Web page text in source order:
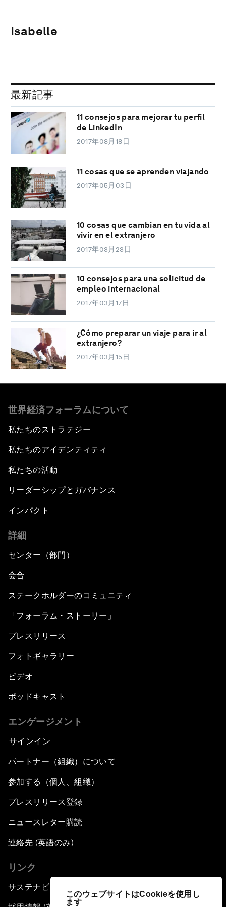
このウェブサイトはCookieを使用し
ます
Isabelle
最新記事
11 consejos para mejorar tu perfil
de LinkedIn
2017年08月18日
11 cosas que se aprenden viajando
2017年05月03日
10 cosas que cambian en tu vida al
vivir en el extranjero
2017年03月23日
10 consejos para una solicitud de
empleo internacional
2017年03月17日
¿Cómo preparar un viaje para ir al
extranjero?
2017年03月15日
世界経済フォーラムについて
私たちのストラテジー
私たちのアイデンティティ
私たちの活動
リーダーシップとガバナンス
インパクト
詳細
センター（部門）
会合
ステークホルダーのコミュニティ
「フォーラム・ストーリー」
プレスリリース
フォトギャラリー
ビデオ
ポッドキャスト
エンゲージメント
サインイン
パートナー（組織）について
参加する（個人、組織）
プレスリリース登録
ニュースレター購読
連絡先 (英語のみ)
リンク
サステナビリティへの取り組み